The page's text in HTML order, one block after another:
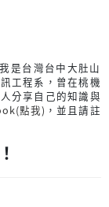
是台灣台中大肚山
工程系，曾在桃機
分享自己的知識與
點我) ，並且請註